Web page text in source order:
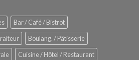
–
Hygiène
totale
automatisée
Bar / Café / Bistrot
Boulang. / Pâtisserie
Cuisine / Hôtel / Restaurant